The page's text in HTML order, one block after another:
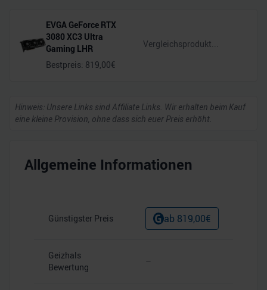
EVGA GeForce RTX
3080 XC3 Ultra
Gaming LHR
Bestpreis: 819,00€
Hinweis: Unsere Links sind Affiliate Links. Wir erhalten beim Kauf
eine kleine Provision, ohne dass sich euer Preis erhöht.
Allgemeine Informationen
Günstigster Preis ab 819,00€
Geizhals
Bewertung
–